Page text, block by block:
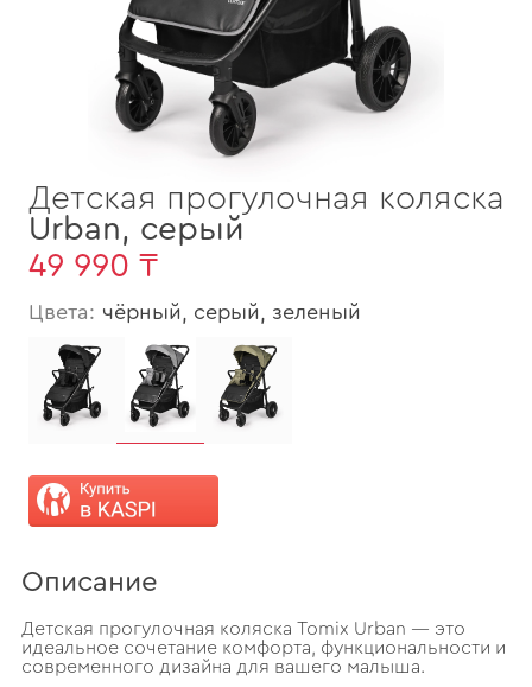
Детская прогулочная коляска
Urban, серый
49 990 ₸
Цвета: чёрный, серый, зеленый
Описание
Детская прогулочная коляска Tomix Urban — это
идеальное сочетание комфорта, функциональности и
современного дизайна для вашего малыша.